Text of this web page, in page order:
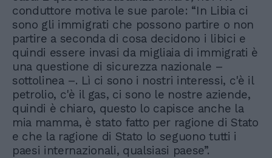
conduttore motiva le sue parole: “In Libia ci
sono gli immigrati che possono partire o non
partire a seconda di cosa decidono i libici e
quindi essere invasi da migliaia di immigrati è
una questione di sicurezza nazionale –
sottolinea –. Lì ci sono i nostri interessi, c'è il
petrolio, c'è il gas, ci sono le nostre aziende,
quindi è chiaro, questo lo capisce anche la
mia mamma, è stato fatto per ragione di Stato
e che la ragione di Stato lo seguono tutti i
paesi internazionali, qualsiasi paese”.